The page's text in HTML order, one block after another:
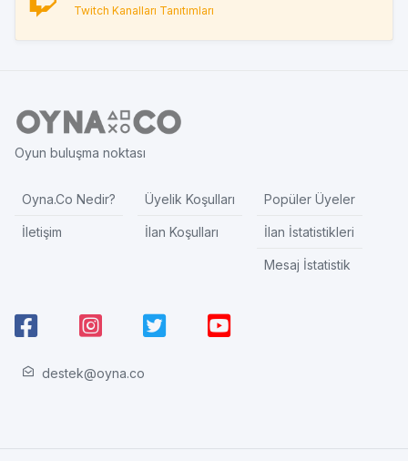
Twitch Kanalları Tanıtımları
Oyun buluşma noktası
Oyna.Co Nedir?
İletişim
Üyelik Koşulları
İlan Koşulları
Popüler Üyeler
İlan İstatistikleri
Mesaj İstatistik
destek@oyna.co